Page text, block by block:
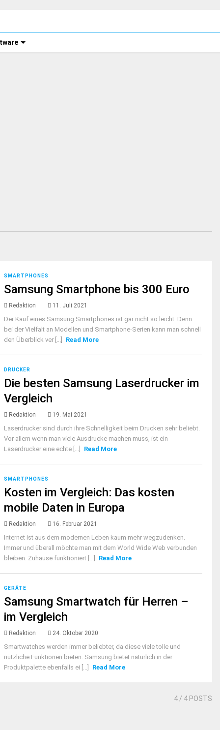
SMARTPHONES
Samsung Smartphone bis 300 Euro
Redaktion 11. Juli 2021
Der Kauf eines Samsung Smartphones ist gar nicht so leicht. Denn
bei der Vielfalt an Modellen und Smartphone-Serien kann man schnell
den Überblick ver [...]
Read More
DRUCKER
Die besten Samsung Laserdrucker im
Vergleich
Redaktion 19. Mai 2021
Laserdrucker sind durch ihre Schnelligkeit beim Drucken sehr beliebt.
Vor allem wenn man viele Ausdrucke machen muss, ist ein
Laserdrucker eine echte [...]
Read More
SMARTPHONES
Kosten im Vergleich: Das kosten
mobile Daten in Europa
Redaktion 16. Februar 2021
Internet ist aus dem modernen Leben kaum mehr wegzudenken.
Immer und überall möchte man mit dem World Wide Web verbunden
bleiben. Zuhause funktioniert [...]
Read More
GERÄTE
Samsung Smartwatch für Herren –
im Vergleich
Redaktion 24. Oktober 2020
Smartwatches werden immer beliebter, da diese viele tolle und
nützliche Funktionen bieten. Samsung bietet natürlich in der
Produktpalette ebenfalls ei [...]
Read More
4/ 4 POSTS